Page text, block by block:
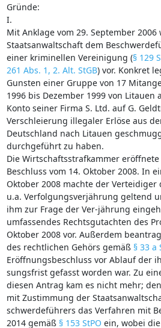
Gründe:
I.
Mit Anklage vom 29. September 2006
Staatsanwaltschaft dem
einer kriminellen Vereinigung (§ 129
261 Abs. 1, 2. Alt. StGB) vor. Konkret
Gunsten einer Gruppe von 17
1996 bis Dezember 1999 von Litauen
Konto seiner Firma S. Ltd. auf G.
Verschleierung illegaler Erlöse aus
Deutschland nach Litauen
durchgeführt zu haben.
Die Wirtschaftsstrafkammer
Beschluss vom 14. Oktober 2008. In
Oktober 2008 machte der Verteidiger
u.a. Verfolgungsverjährung geltend
ihm zur Frage der Ver-jährung
umfassendes Rechtsgutachten des
Oktober 2008 vor. Außerdem
des rechtlichen Gehörs gemäß § 33 a
Eröffnungsbeschluss vor Ablauf der
sungsfrist gefasst worden war. Zu
diesen Antrag kam es nicht mehr;
mit Zustimmung der
schwerdeführers das Verfahren mit
2014 gemäß § 153 StPO ein, wobei